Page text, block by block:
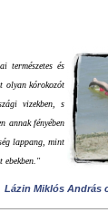
természetes és
olyan kórokozót
vizekben, s
annak fényében
lappang, mint
ebekben."
Lázin Miklós András